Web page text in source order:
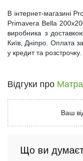
В інтернет-магазині
Primavera Bella
виробника з
Київ, Дніпро. Оплата за
у кредит та розстрочку.
Відгуки про
Ваш
Що ви